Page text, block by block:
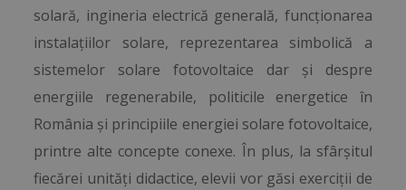
solară, ingineria electrică generală, funcționarea
instalațiilor solare, reprezentarea simbolică a
sistemelor solare fotovoltaice dar și despre
energiile regenerabile, politicile energetice în
România și principiile energiei solare fotovoltaice,
printre alte concepte conexe. În plus, la sfârșitul
fiecărei unități didactice, elevii vor găsi exerciții de